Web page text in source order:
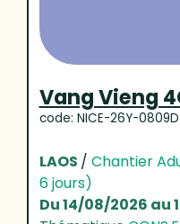
Vang Vieng
code: NICE-26Y-0809D
LAOS / Chantier
6 jours)
Du 14/08/2026 au